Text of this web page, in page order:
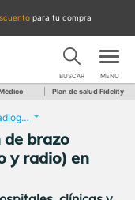
para tu compra
BUSCAR MENU
Plan de salud Fidelity
Radiografía. Una proyección de brazo (húmero) o antebrazo (cúbito y radio)
brazo
y radio) en